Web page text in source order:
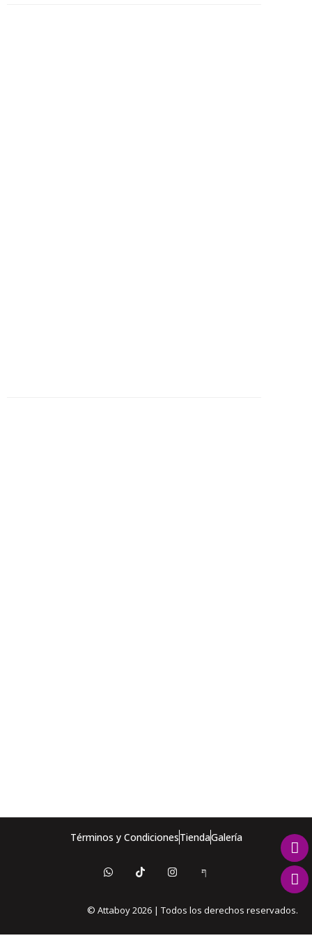
Términos y CondicionesTiendaGalería
© Attaboy 2026 | Todos los derechos reservados.